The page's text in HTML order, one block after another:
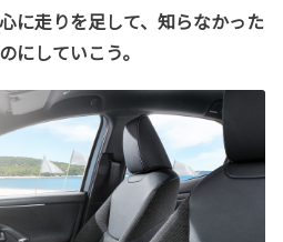
に走りを足して、知らなかった
にしていこう。